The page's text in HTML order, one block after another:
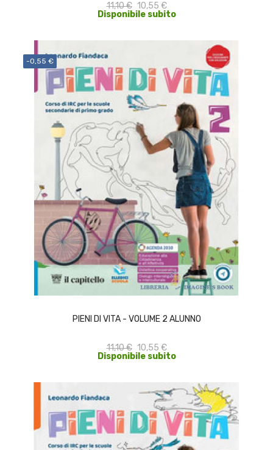
11,10 € 10,55 €
Disponibile subito
-0,55 €
PIENI DI VITA - VOLUME 2 ALUNNO
11,10 € 10,55 €
Disponibile subito
ACQUISTA